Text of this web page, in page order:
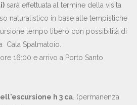
sarà effettuata al termine della visita
naturalistico in base alle tempistiche
tempo libero con possibilità di
Cala Spalmatoio.
16:00 e arrivo a Porto Santo
h 3 ca. (permanenza